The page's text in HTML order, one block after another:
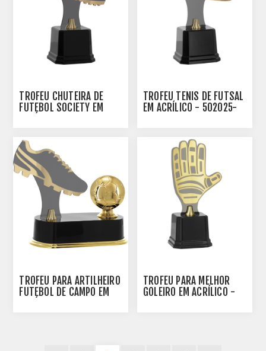
TROFÉU CHUTEIRA DE
FUTEBOL SOCIETY EM
TROFÉU TENIS DE FUTSAL
EM ACRÍLICO - 502025-
TROFÉU PARA ARTILHEIRO
FUTEBOL DE CAMPO EM
TROFÉU PARA MELHOR
GOLEIRO EM ACRÍLICO -